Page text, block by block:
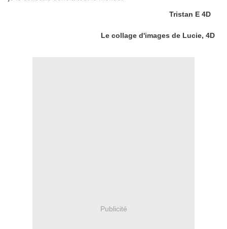
Tristan E 4D
Le collage d'images de Lucie, 4D
Publicité